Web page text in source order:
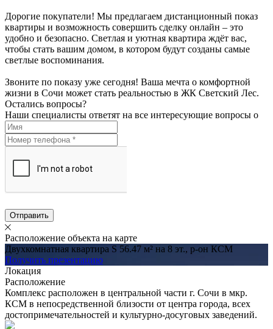
Дорогие покупатели! Мы предлагаем дистанционный показ
квартиры и возможность совершить сделку онлайн – это
удобно и безопасно. Светлая и уютная квартира ждёт вас,
чтобы стать вашим домом, в котором будут созданы самые
светлые воспоминания.
Звоните по показу уже сегодня! Ваша мечта о комфортной
жизни в Сочи может стать реальностью в ЖК Светский Лес.
Остались вопросы?
Наши специалисты ответят на все интересующие вопросы о
Отправить
Расположение объекта на карте
Двухкомнатная квартира S 56.47 м² на 8 эт., р-он КСМ
Получить презентацию
Локация
Расположение
Комплекс расположен в центральной части г. Сочи в мкр.
КСМ в непосредственной близости от центра города, всех
достопримечательностей и культурно-досуговых заведений.